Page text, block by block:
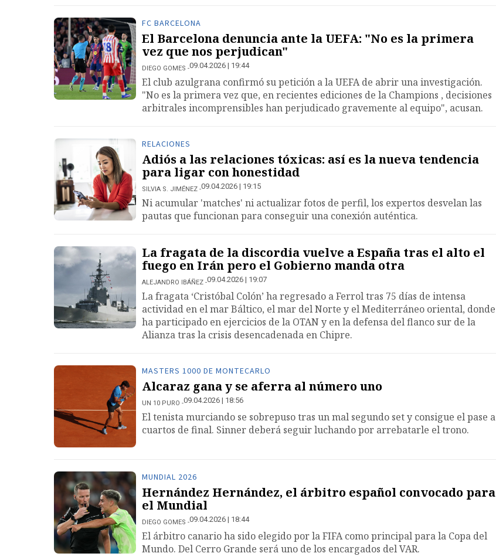
FC BARCELONA
El Barcelona denuncia ante la UEFA: "No es la primera
vez que nos perjudican"
DIEGO GOMES 09.04.2026 | 19:44
El club azulgrana confirmó su petición a la UEFA de abrir una investigación.
"No es la primera vez que, en recientes ediciones de la Champions , decisiones
arbitrales incomprensibles han perjudicado gravemente al equipo", acusan.
RELACIONES
Adiós a las relaciones tóxicas: así es la nueva tendencia
para ligar con honestidad
SILVIA S. JIMÉNEZ 09.04.2026 | 19:15
Ni acumular 'matches' ni actualizar fotos de perfil, los expertos desvelan las
pautas que funcionan para conseguir una conexión auténtica.
La fragata de la discordia vuelve a España tras el alto el
fuego en Irán pero el Gobierno manda otra
ALEJANDRO IBÁÑEZ 09.04.2026 | 19:07
La fragata ‘Cristóbal Colón’ ha regresado a Ferrol tras 75 días de intensa
actividad en el mar Báltico, el mar del Norte y el Mediterráneo oriental, donde
ha participado en ejercicios de la OTAN y en la defensa del flanco sur de la
Alianza tras la crisis desencadenada en Chipre.
MASTERS 1000 DE MONTECARLO
Alcaraz gana y se aferra al número uno
UN 10 PURO 09.04.2026 | 18:56
El tenista murciando se sobrepuso tras un mal segundo set y consigue el pase a
cuartos de final. Sinner deberá seguir luchando por arrebatarle el trono.
MUNDIAL 2026
Hernández Hernández, el árbitro español convocado para
el Mundial
DIEGO GOMES 09.04.2026 | 18:44
El árbitro canario ha sido elegido por la FIFA como principal para la Copa del
Mundo. Del Cerro Grande será uno de los encargados del VAR.